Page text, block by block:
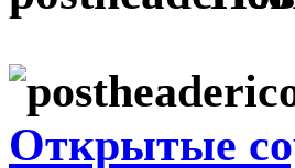
Открытые